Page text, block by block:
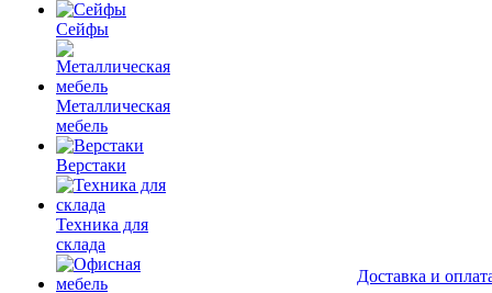
Сейфы
Металлическая
мебель
Верстаки
Техника для
склада
Доставка и